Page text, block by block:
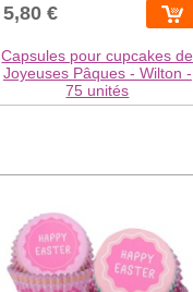
5,80 €
Capsules pour cupcakes de
Joyeuses Pâques - Wilton -
75 unités